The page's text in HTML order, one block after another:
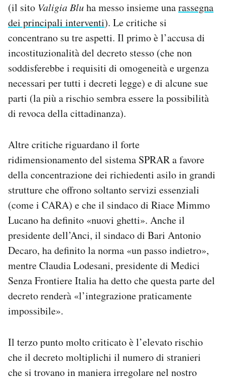
(il sito Valigia Bluha messo insieme unarassegna
dei principali interventi). Le critiche si
concentrano su tre aspetti. Il primo è l’accusa di
incostituzionalità del decreto stesso (che non
soddisferebbe i requisiti di omogeneità e urgenza
necessari per tutti i decreti legge) e di alcune sue
parti (la più a rischio sembra essere la possibilità
di revoca della cittadinanza).
Altre critiche riguardano il forte
ridimensionamento del sistema SPRAR a favore
della concentrazione dei richiedenti asilo in grandi
strutture che offrono soltanto servizi essenziali
(come i CARA) e che il sindaco di Riace Mimmo
Lucano ha definito «nuovi ghetti». Anche il
presidente dell’Anci, il sindaco di Bari Antonio
Decaro, ha definito la norma «un passo indietro»,
mentre Claudia Lodesani, presidente di Medici
Senza Frontiere Italia ha detto che questa parte del
decreto renderà «l’integrazione praticamente
impossibile».
Il terzo punto molto criticato è l’elevato rischio
che il decreto moltiplichi il numero di stranieri
che si trovano in maniera irregolare nel nostro